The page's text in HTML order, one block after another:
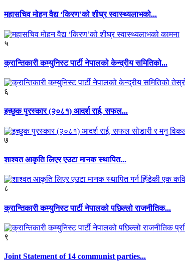
महासचिव मोहन वैद्य ‘किरण’को शीघ्र स्वास्थ्यलाभको...
५
क्रान्तिकारी कम्युनिस्ट पार्टी नेपालको केन्द्रीय समितिको...
६
इच्छुक पुरस्कार (२०८१) आदर्श राई, सफल...
७
शाश्वत आकृति लिएर एउटा मानक स्थापित...
८
क्रान्तिकारी कम्युनिस्ट पार्टी नेपालको पछिल्लो राजनीतिक...
९
Joint Statement of 14 communist parties...